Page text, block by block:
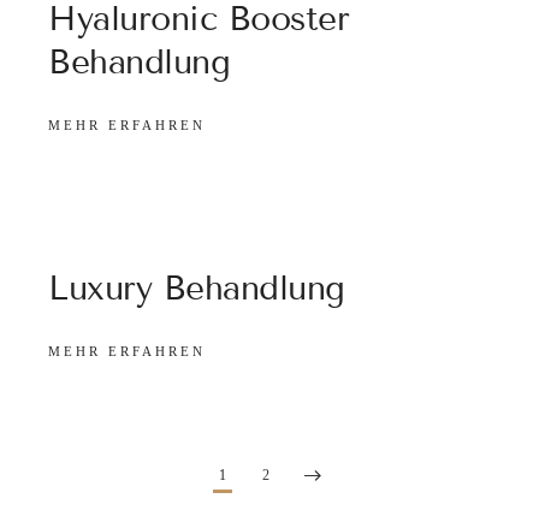
Hyaluronic Booster
Behandlung
MEHR ERFAHREN
Luxury Behandlung
MEHR ERFAHREN
1 2